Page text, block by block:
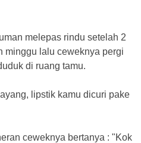
melepas rindu setelah 2
minggu lalu ceweknya pergi
di ruang tamu.
lipstik kamu dicuri pake
ceweknya bertanya : "Kok